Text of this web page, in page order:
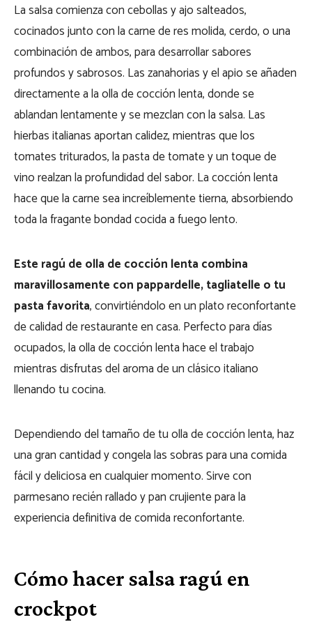
La salsa comienza con cebollas y ajo salteados,
cocinados junto con la carne de res molida, cerdo, o una
combinación de ambos, para desarrollar sabores
profundos y sabrosos. Las zanahorias y el apio se añaden
directamente a la olla de cocción lenta, donde se
ablandan lentamente y se mezclan con la salsa. Las
hierbas italianas aportan calidez, mientras que los
tomates triturados, la pasta de tomate y un toque de
vino realzan la profundidad del sabor. La cocción lenta
hace que la carne sea increíblemente tierna, absorbiendo
toda la fragante bondad cocida a fuego lento.
Este ragú de olla de cocción lenta combina
maravillosamente con pappardelle, tagliatelle o tu
pasta favorita, convirtiéndolo en un plato reconfortante
de calidad de restaurante en casa. Perfecto para días
ocupados, la olla de cocción lenta hace el trabajo
mientras disfrutas del aroma de un clásico italiano
llenando tu cocina.
Dependiendo del tamaño de tu olla de cocción lenta, haz
una gran cantidad y congela las sobras para una comida
fácil y deliciosa en cualquier momento. Sirve con
parmesano recién rallado y pan crujiente para la
experiencia definitiva de comida reconfortante.
Cómo hacer salsa ragú en
crockpot